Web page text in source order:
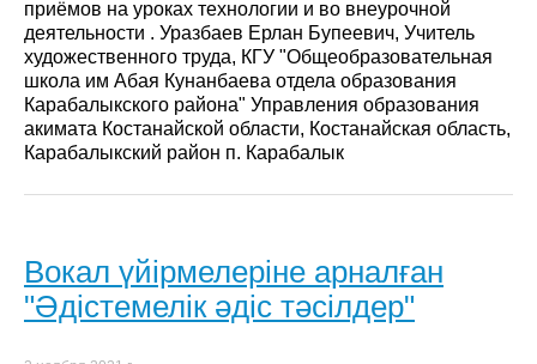
приёмов на уроках технологии и во внеурочной
деятельности . Уразбаев Ерлан Бупеевич, Учитель
художественного труда, КГУ "Общеобразовательная
школа им Абая Кунанбаева отдела образования
Карабалыкского района" Управления образования
акимата Костанайской области, Костанайская область,
Карабалыкский район п. Карабалык
Вокал үйірмелеріне арналған
"Әдістемелік әдіс тəсілдер"